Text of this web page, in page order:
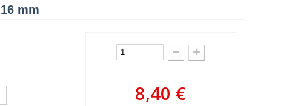
mm
8,40 €